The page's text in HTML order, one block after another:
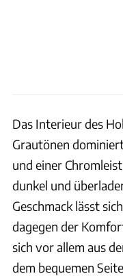
Das Interieur des
Grautönen
und einer
dunkel und
Geschmack lässt
dagegen der
sich vor allem aus
dem bequemen